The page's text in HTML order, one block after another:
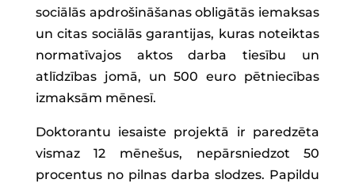
sociālās apdrošināšanas obligātās iemaksas
un citas sociālās garantijas, kuras noteiktas
normatīvajos aktos darba tiesību un
atlīdzības jomā, un 500 euro pētniecības
izmaksām mēnesī.
Doktorantu iesaiste projektā ir paredzēta
vismaz 12 mēnešus, nepārsniedzot 50
procentus no pilnas darba slodzes. Papildu